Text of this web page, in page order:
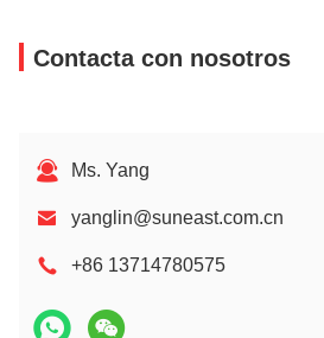
Contacta con nosotros
Ms. Yang
yanglin@suneast.com.cn
+86 13714780575